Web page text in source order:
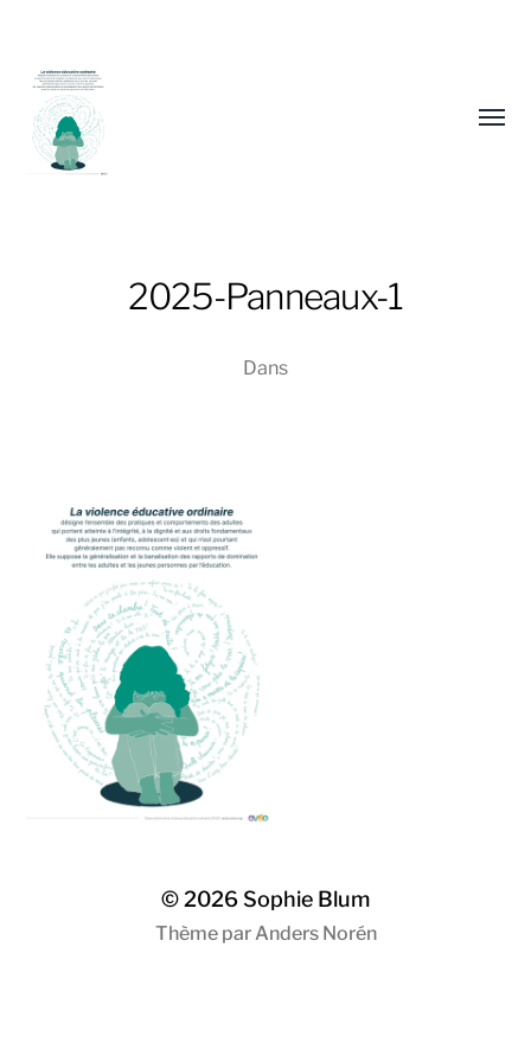
Sophie
Blum
2025-Panneaux-1
Dans
© 2026 Sophie Blum
Thème parAnders Norén